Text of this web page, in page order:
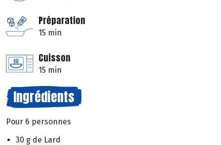
Préparation
15 min
Cuisson
15 min
Ingrédients
Pour 6 personnes
30 g de Lard